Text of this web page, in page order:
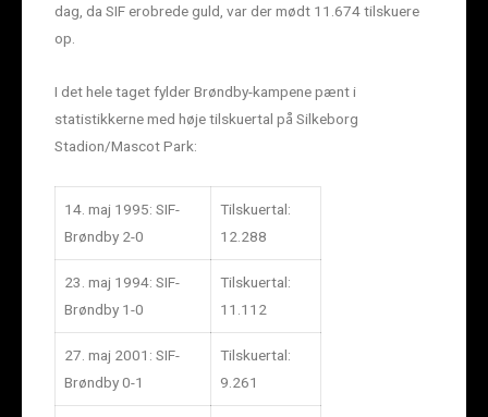
dag, da SIF erobrede guld, var der mødt 11.674 tilskuere
op.
I det hele taget fylder Brøndby-kampene pænt i
statistikkerne med høje tilskuertal på Silkeborg
Stadion/Mascot Park:
14. maj 1995: SIF-
Brøndby 2-0
Tilskuertal:
12.288
23. maj 1994: SIF-
Brøndby 1-0
Tilskuertal:
11.112
27. maj 2001: SIF-
Brøndby 0-1
Tilskuertal:
9.261